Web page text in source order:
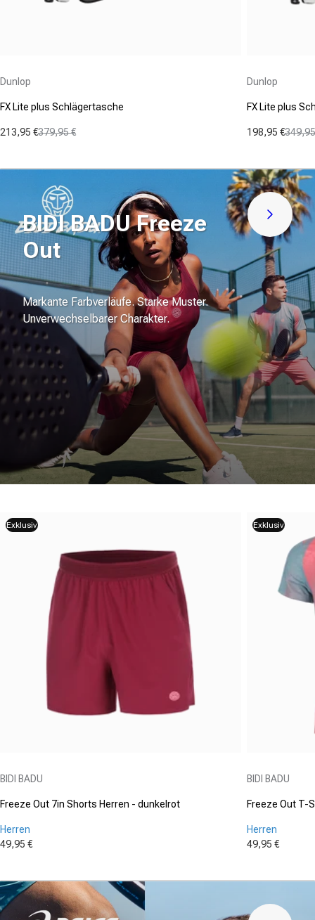
Dunlop
FX Lite plus Schlägertasche
Verkaufspreis
213,95 €
Normaler Preis
379,95 €
Dunlop
FX Lite plus
198,95 €
Normaler
BIDI BADU Freeze
Out
Markante Farbverläufe. Starke Muster.
Unverwechselbarer Charakter.
Jetzt
Exklusiv
BIDI BADU
Freeze Out 7in Shorts Herren - dunkelrot
Herren
Verkaufspreis
49,95 €
Exklusiv
BIDI BADU
Freeze Out T-
Herren
49,95 €